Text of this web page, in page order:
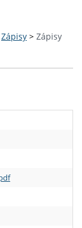
Zápisy > Zápisy